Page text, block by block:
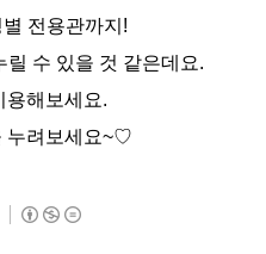
전용관까지!
수 있을 것 같은데요.
용해보세요.
누려보세요~♡